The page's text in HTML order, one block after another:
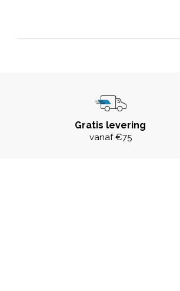
Gratis levering
vanaf €75